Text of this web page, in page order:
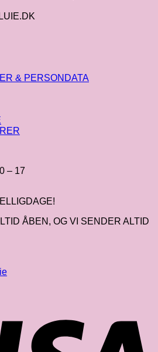
& PERSONDATA
– 17
ÅBEN, OG VI SENDER ALTID